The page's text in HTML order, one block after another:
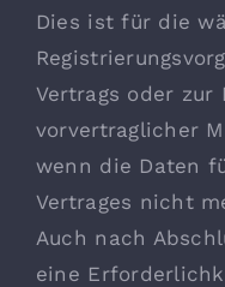
Dies ist für die
Vertrags oder zur
vorvertraglicher
wenn die Daten
Vertrages nicht
Auch nach
eine